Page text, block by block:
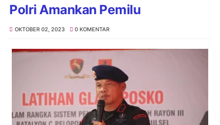
Polri Amankan Pemilu
OKTOBER 02, 2023 0 KOMENTAR